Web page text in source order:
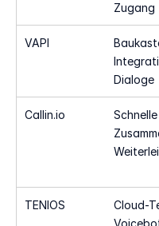
Zugang
VAPI
Dialoge
Callin.io
TENIOS
Cloud-